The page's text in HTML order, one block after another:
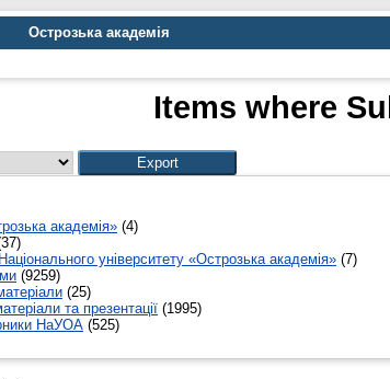
Острозька академія
Items where
академія» (4)
університету «Острозька академія» (7)
(9259)
(25)
та презентації (1995)
НаУОА (525)